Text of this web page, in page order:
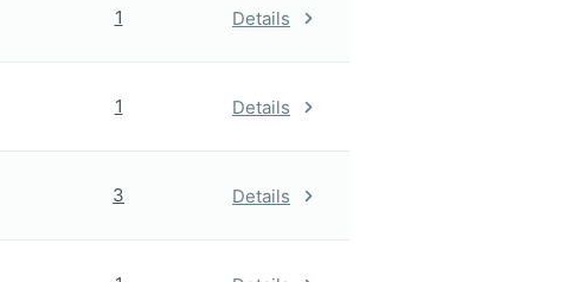
1 Details
1 Details
3 Details